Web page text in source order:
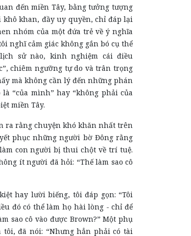
đến miền Tây, bằng tưởng tượng
khan, đầy uy quyền, chỉ đáp lại
nhóm của một đứa trẻ về ý nghĩa
nghĩ cảm giác không gắn bó cụ thể
sử nào, kinh nghiệm cái điều
chiêm ngưỡng tự do và trân trọng
mà không cần lý đến những phán
“của mình” hay “không phải của
miền Tây.
ra rằng chuyện khó khăn nhất trên
phục những người bờ Đông rằng
con người bị thui chột về trí tuệ.
ít người đã hỏi: “Thế làm sao cô
hay lười biếng, tôi đáp gọn: “Tôi
đó có thể làm họ hài lòng - chỉ để
sao cô vào được Brown?” Một phụ
đã nói: “Nhưng hẳn phải có tài